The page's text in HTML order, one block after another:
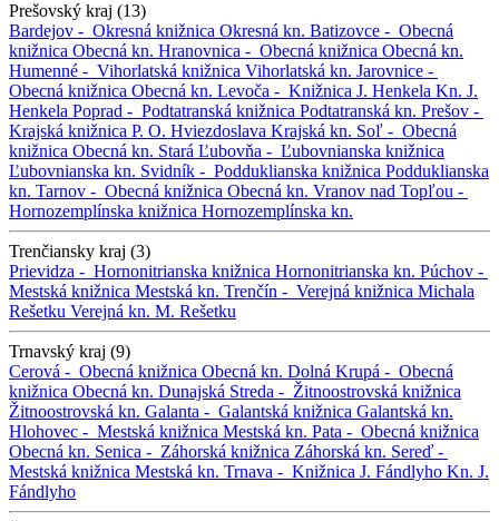
Prešovský kraj (13)
Bardejov - Okresná knižnica Okresná kn. Batizovce - Obecná
knižnica Obecná kn. Hranovnica - Obecná knižnica Obecná kn.
Humenné - Vihorlatská knižnica Vihorlatská kn. Jarovnice -
Obecná knižnica Obecná kn. Levoča - Knižnica J. Henkela Kn. J.
Henkela Poprad - Podtatranská knižnica Podtatranská kn. Prešov -
Krajská knižnica P. O. Hviezdoslava Krajská kn. Soľ - Obecná
knižnica Obecná kn. Stará Ľubovňa - Ľubovnianska knižnica
Ľubovnianska kn. Svidník - Podduklianska knižnica Podduklianska
kn. Tarnov - Obecná knižnica Obecná kn. Vranov nad Topľou -
Hornozemplínska knižnica Hornozemplínska kn.
Trenčiansky kraj (3)
Prievidza - Hornonitrianska knižnica Hornonitrianska kn. Púchov -
Mestská knižnica Mestská kn. Trenčín - Verejná knižnica Michala
Rešetku Verejná kn. M. Rešetku
Trnavský kraj (9)
Cerová - Obecná knižnica Obecná kn. Dolná Krupá - Obecná
knižnica Obecná kn. Dunajská Streda - Žitnoostrovská knižnica
Žitnoostrovská kn. Galanta - Galantská knižnica Galantská kn.
Hlohovec - Mestská knižnica Mestská kn. Pata - Obecná knižnica
Obecná kn. Senica - Záhorská knižnica Záhorská kn. Sereď -
Mestská knižnica Mestská kn. Trnava - Knižnica J. Fándlyho Kn. J.
Fándlyho